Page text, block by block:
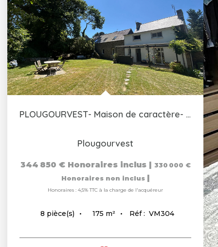
PLOUGOURVEST- Maison de caractère- 8 pièces 175m2
Plougourvest
344 850 € Honoraires inclus | 330 000 €
Honoraires non inclus |
Honoraires : 4,5% TTC à la charge de l'acquéreur
8 pièce(s) 175 m² Réf : VM304